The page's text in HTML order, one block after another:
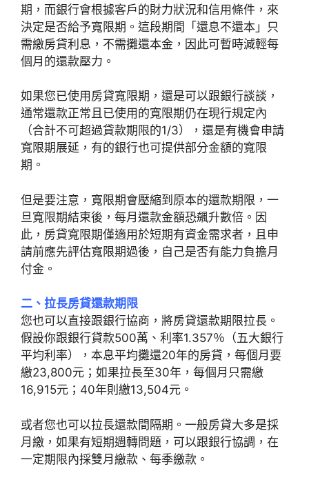
期，而銀行會根據客戶的財力狀況和信用條件，來
決定是否給予寬限期。這段期間「還息不還本」只
需繳房貸利息，不需攤還本金，因此可暫時減輕每
個月的還款壓力。
如果您已使用房貸寬限期，還是可以跟銀行談談，
通常還款正常且已使用的寬限期仍在現行規定內
（合計不可超過貸款期限的1/3），還是有機會申請
寬限期展延，有的銀行也可提供部分金額的寬限
期。
但是要注意，寬限期會壓縮到原本的還款期限，一
旦寬限期結束後，每月還款金額恐飆升數倍。因
此，房貸寬限期僅適用於短期有資金需求者，且申
請前應先評估寬限期過後，自己是否有能力負擔月
付金。
二、拉長房貸還款期限
您也可以直接跟銀行協商，將房貸還款期限拉長。
假設你跟銀行貸款500萬、利率1.357％（五大銀行
平均利率），本息平均攤還20年的房貸，每個月要
繳23,800元；如果拉長至30年，每個月只需繳
16,915元；40年則繳13,504元。
或者您也可以拉長還款間隔期。一般房貸大多是採
月繳，如果有短期週轉問題，可以跟銀行協調，在
一定期限內採雙月繳款、每季繳款。